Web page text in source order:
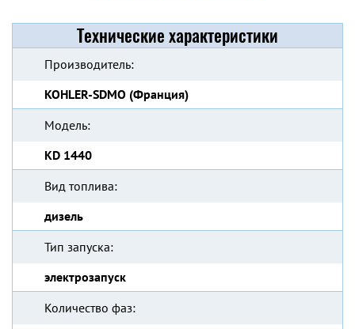
Технические характеристики
Производитель:
KOHLER-SDMO (Франция)
Модель:
KD 1440
Вид топлива:
дизель
Тип запуска:
электрозапуск
Количество фаз: